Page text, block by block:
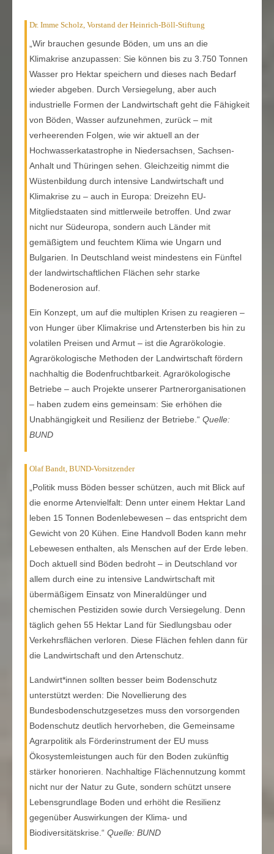
Dr. Imme Scholz, Vorstand der Heinrich-Böll-Stiftung
„Wir brauchen gesunde Böden, um uns an die
Klimakrise anzupassen: Sie können bis zu 3.750 Tonnen
Wasser pro Hektar speichern und dieses nach Bedarf
wieder abgeben. Durch Versiegelung, aber auch
industrielle Formen der Landwirtschaft geht die Fähigkeit
von Böden, Wasser aufzunehmen, zurück – mit
verheerenden Folgen, wie wir aktuell an der
Hochwasserkatastrophe in Niedersachsen, Sachsen-
Anhalt und Thüringen sehen. Gleichzeitig nimmt die
Wüstenbildung durch intensive Landwirtschaft und
Klimakrise zu – auch in Europa: Dreizehn EU-
Mitgliedstaaten sind mittlerweile betroffen. Und zwar
nicht nur Südeuropa, sondern auch Länder mit
gemäßigtem und feuchtem Klima wie Ungarn und
Bulgarien. In Deutschland weist mindestens ein Fünftel
der landwirtschaftlichen Flächen sehr starke
Bodenerosion auf.
Ein Konzept, um auf die multiplen Krisen zu reagieren –
von Hunger über Klimakrise und Artensterben bis hin zu
volatilen Preisen und Armut – ist die Agrarökologie.
Agrarökologische Methoden der Landwirtschaft fördern
nachhaltig die Bodenfruchtbarkeit. Agrarökologische
Betriebe – auch Projekte unserer Partnerorganisationen
– haben zudem eins gemeinsam: Sie erhöhen die
Unabhängigkeit und Resilienz der Betriebe.“ Quelle:
BUND
Olaf Bandt, BUND-Vorsitzender
„Politik muss Böden besser schützen, auch mit Blick auf
die enorme Artenvielfalt: Denn unter einem Hektar Land
leben 15 Tonnen Bodenlebewesen – das entspricht dem
Gewicht von 20 Kühen. Eine Handvoll Boden kann mehr
Lebewesen enthalten, als Menschen auf der Erde leben.
Doch aktuell sind Böden bedroht – in Deutschland vor
allem durch eine zu intensive Landwirtschaft mit
übermäßigem Einsatz von Mineraldünger und
chemischen Pestiziden sowie durch Versiegelung. Denn
täglich gehen 55 Hektar Land für Siedlungsbau oder
Verkehrsflächen verloren. Diese Flächen fehlen dann für
die Landwirtschaft und den Artenschutz.
Landwirt*innen sollten besser beim Bodenschutz
unterstützt werden: Die Novellierung des
Bundesbodenschutzgesetzes muss den vorsorgenden
Bodenschutz deutlich hervorheben, die Gemeinsame
Agrarpolitik als Förderinstrument der EU muss
Ökosystemleistungen auch für den Boden zukünftig
stärker honorieren. Nachhaltige Flächennutzung kommt
nicht nur der Natur zu Gute, sondern schützt unsere
Lebensgrundlage Boden und erhöht die Resilienz
gegenüber Auswirkungen der Klima- und
Biodiversitätskrise.“ Quelle: BUND